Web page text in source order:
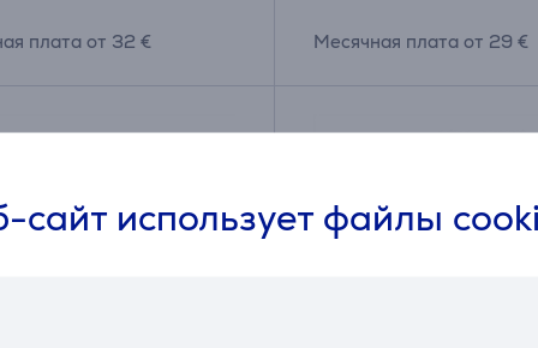
использует файлы
плата от 32 € Месячная плата от 29 €